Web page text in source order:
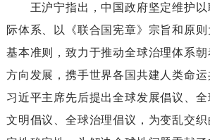
王沪宁指出，中国政府坚定维护以
际体系、以《联合国宪章》宗旨和原
基本准则，致力于推动全球治理体系
方向发展，携手世界各国共建人类命运
习近平主席先后提出全球发展倡议、
文明倡议、全球治理倡议，为变乱交